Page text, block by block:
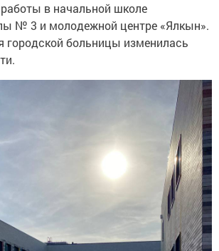
в начальной школе
№ 3 и молодежной центре «Ялкын».
городской больницы изменилась